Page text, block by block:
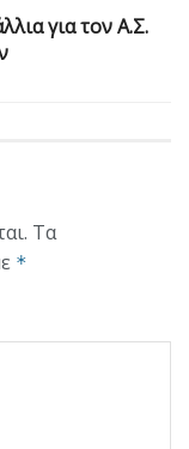
για τον Α.Σ.
Τα
*